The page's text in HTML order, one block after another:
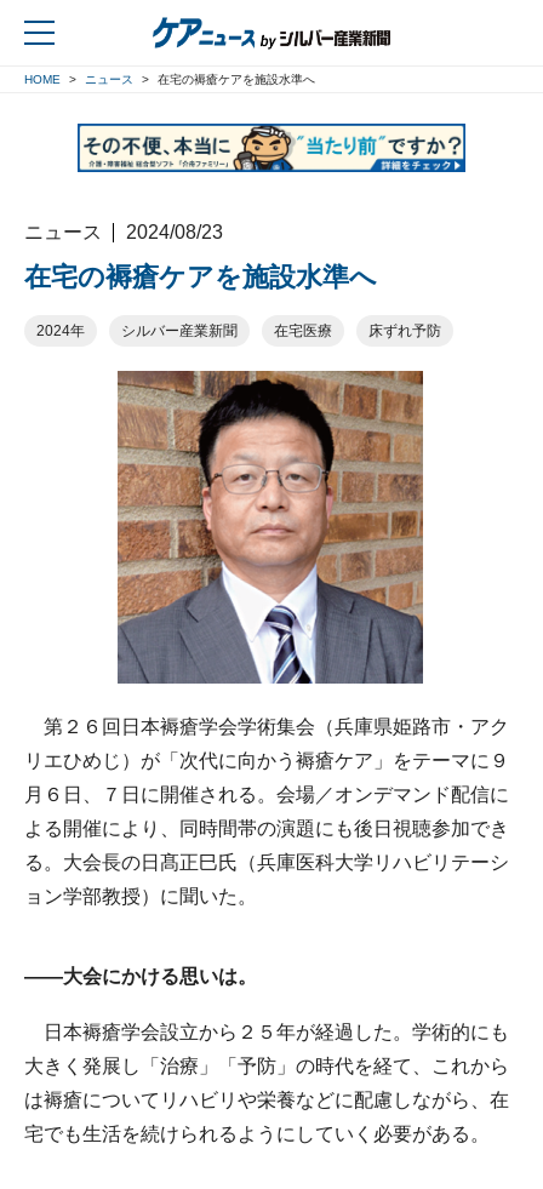
HOME ニュース 在宅の褥瘡ケアを施設水準へ
ニュース 2024/08/23
在宅の褥瘡ケアを施設水準へ
2024年 シルバー産業新聞 在宅医療 床ずれ予防
第２６回日本褥瘡学会学術集会（兵庫県姫路市・アク
リエひめじ）が「次代に向かう褥瘡ケア」をテーマに９
月６日、７日に開催される。会場／オンデマンド配信に
よる開催により、同時間帯の演題にも後日視聴参加でき
る。大会長の日髙正巳氏（兵庫医科大学リハビリテーシ
ョン学部教授）に聞いた。
――大会にかける思いは。
日本褥瘡学会設立から２５年が経過した。学術的にも
大きく発展し「治療」「予防」の時代を経て、これから
は褥瘡についてリハビリや栄養などに配慮しながら、在
宅でも生活を続けられるようにしていく必要がある。